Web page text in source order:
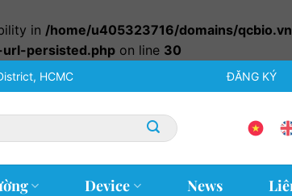
in /home/u405323716/domains/
persisted.php on line 30
HCMC ĐĂNG KÝ
Device News